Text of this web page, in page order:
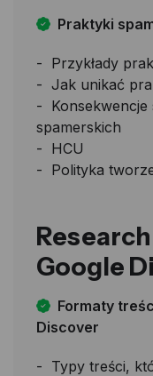
Praktyki
Przykłady
Jak unikać
spamerskich
HCU
Polityka
Google
Formaty
Discover
Typy treści,